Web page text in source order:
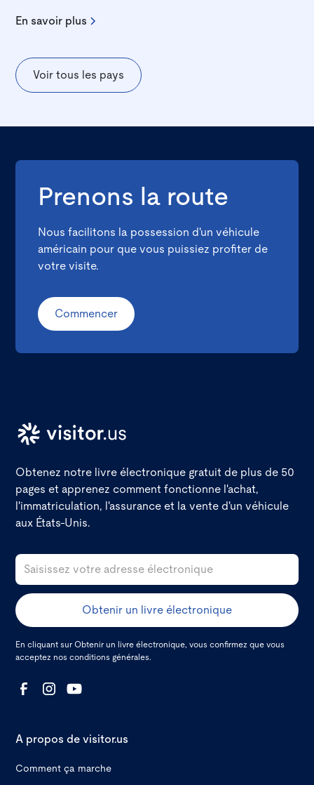
En savoir plus
Voir tous les pays
Prenons la route
Nous facilitons la possession d'un véhicule
américain pour que vous puissiez profiter de
votre visite.
Commencer
Obtenez notre livre électronique gratuit de plus de 50
pages et apprenez comment fonctionne l'achat,
l'immatriculation, l'assurance et la vente d'un véhicule
aux États-Unis.
En cliquant sur Obtenir un livre électronique, vous confirmez que vous
acceptez nosconditions générales.
A propos de visitor.us
Comment ça marche